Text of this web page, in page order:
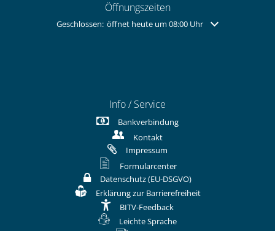
Öffnungszeiten
Klicken, um weitere Öffnungs- oder Schließzeiten
Geschlossen: öffnet heute um 08:00 Uhr
Info / Service
Bankverbindung
Kontakt
Impressum
Formularcenter
Datenschutz (EU-DSGVO)
Erklärung zur Barrierefreiheit
BITV-Feedback
Leichte Sprache